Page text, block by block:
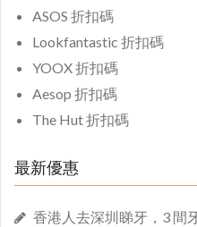
ASOS 折扣碼
Lookfantastic 折扣碼
YOOX 折扣碼
Aesop 折扣碼
The Hut 折扣碼
最新優惠
香港人去深圳睇牙，3 間